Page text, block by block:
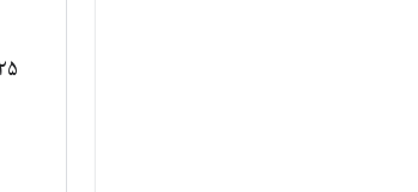
۲۵ مارس